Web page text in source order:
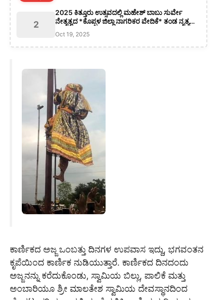
2
2025 ಕಿತ್ತೂರು ಉತ್ಸವದಲ್ಲಿ ಮಹೇಶ್ ಬಾಬು ಸುರ್ವೇ
ನೇತೃತ್ವದ *ಕೊಪ್ಪಳ ಜಿಲ್ಲಾ ನಾಗರಿಕರ ವೇದಿಕೆ* ತಂಡ ನೃತ್ಯ
ರೂಪಕ ಪ್ರದರ್ಶನಕ್ಕೆ ಆಯ್ಕೆ
Oct 19, 2025
ಕಾರ್ಣಿಕದ ಅಜ್ಜ ಒಂಬತ್ತು ದಿನಗಳ ಉಪವಾಸ ಇದ್ದು, ಭಗವಂತನ
ಕೃಪೆಯಿಂದ ಕಾರ್ಣಿಕ ನುಡಿಯುತ್ತಾರೆ. ಕಾರ್ಣಿಕದ ದಿನದಂದು
ಅಜ್ಜನನ್ನು ಕರೆದುಕೊಂಡು, ಸ್ವಾಮಿಯ ಬಿಲ್ಲು, ಪಾಲಿಕೆ ಮತ್ತು
ಅಂಬಾರಿಯೂ ಶ್ರೀ ಮಾಲತೇಶ ಸ್ವಾಮಿಯ ದೇವಸ್ಥಾನದಿಂದ